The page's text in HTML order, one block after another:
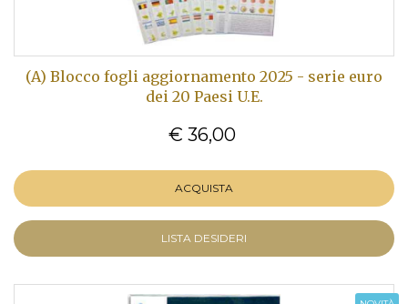
(A) Blocco fogli aggiornamento 2025 - serie euro
dei 20 Paesi U.E.
€ 36,00
ACQUISTA
LISTA DESIDERI